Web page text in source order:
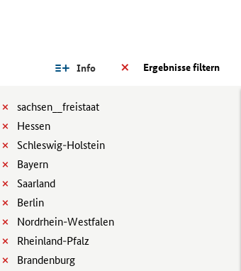
Ergebnisse filtern
Info
sachsen__freistaat
Hessen
Schleswig-Holstein
Bayern
Saarland
Berlin
Nordrhein-Westfalen
Rheinland-Pfalz
Brandenburg